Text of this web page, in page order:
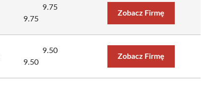
9.75
9.75
Zobacz Firmę
9.50
9.50
Zobacz Firmę